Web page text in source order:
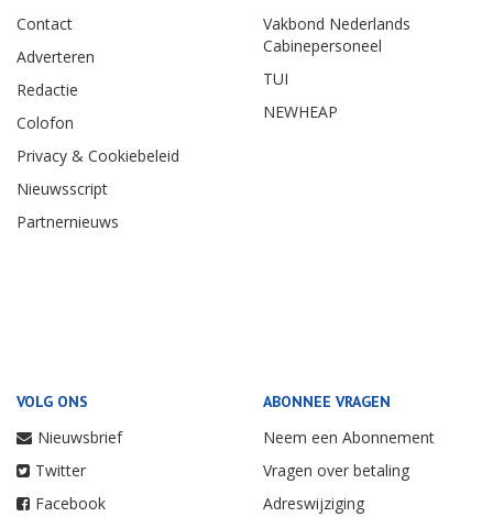
Contact
Adverteren
Redactie
Colofon
Privacy & Cookiebeleid
Nieuwsscript
Partnernieuws
Vakbond Nederlands
Cabinepersoneel
TUI
NEWHEAP
VOLG ONS
Nieuwsbrief
Twitter
Facebook
ABONNEE VRAGEN
Neem een Abonnement
Vragen over betaling
Adreswijziging